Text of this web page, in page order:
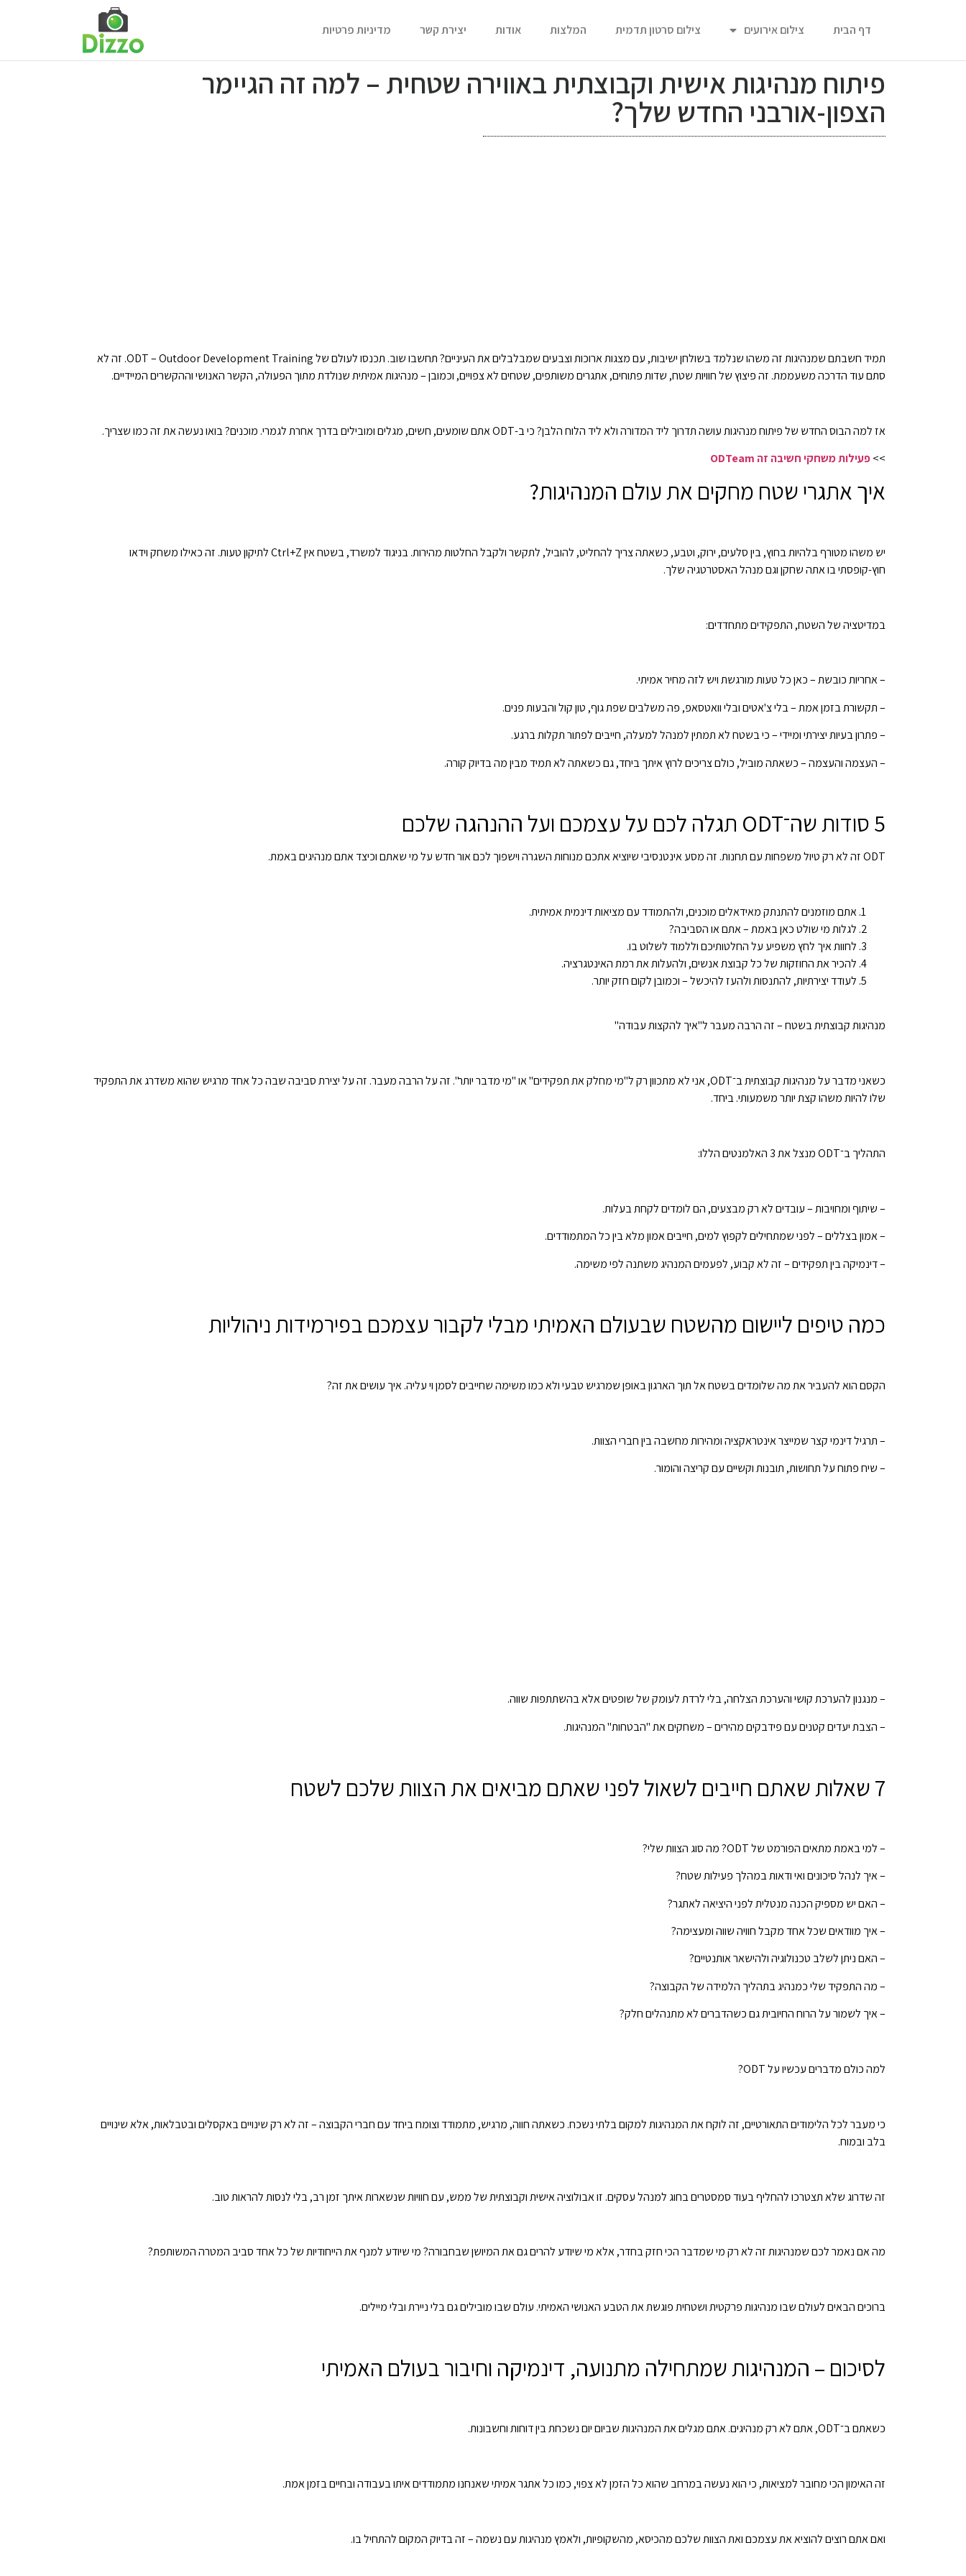
דף הבית צילום אירועים צילום סרטון תדמית המלצות אודות יצירת קשר מדיניות פרטיות
פיתוח מנהיגות אישית וקבוצתית באווירה שטחית – למה זה הגיימר
הצפון-אורבני החדש שלך?
תמיד חשבתם שמנהיגות זה משהו שנלמד בשולחן ישיבות, עם מצגות ארוכות וצבעים שמבלבלים את העיניים? תחשבו שוב. תכנסו לעולם של ODT – Outdoor Development Training. זה לא
סתם עוד הדרכה משעממת. זה פיצוץ של חוויות שטח, שדות פתוחים, אתגרים משותפים, שטחים לא צפויים, וכמובן – מנהיגות אמיתית שנולדת מתוך הפעולה, הקשר האנושי וההקשרים המיידיים.
אז למה הבוס החדש של פיתוח מנהיגות עושה תדרוך ליד המדורה ולא ליד הלוח הלבן? כי ב-ODT אתם שומעים, חשים, מגלים ומובילים בדרך אחרת לגמרי. מוכנים? בואו נעשה את זה כמו שצריך.
>>פעילות משחקי חשיבה זה ODTeam
איך אתגרי שטח מחקים את עולם המנהיגות?
יש משהו מטורף בלהיות בחוץ, בין סלעים, ירוק, וטבע, כשאתה צריך להחליט, להוביל, לתקשר ולקבל החלטות מהירות. בניגוד למשרד, בשטח אין Ctrl+Z לתיקון טעות. זה כאילו משחק וידאו
חוץ-קופסתי בו אתה שחקן וגם מנהל האסטרטגיה שלך.
במדיטציה של השטח, התפקידים מתחדדים:
– אחריות כובשת – כאן כל טעות מורגשת ויש לזה מחיר אמיתי.
– תקשורת בזמן אמת – בלי צ'אטים ובלי וואטסאפ, פה משלבים שפת גוף, טון קול והבעות פנים.
– פתרון בעיות יצירתי ומיידי – כי בשטח לא תמתין למנהל למעלה, חייבים לפתור תקלות ברגע.
– העצמה והעצמה – כשאתה מוביל, כולם צריכים לרוץ איתך ביחד, גם כשאתה לא תמיד מבין מה בדיוק קורה.
5 סודות שה־ODT תגלה לכם על עצמכם ועל ההנהגה שלכם
ODT זה לא רק טיול משפחות עם תחנות. זה מסע אינטנסיבי שיוציא אתכם מנוחות השגרה וישפוך לכם אור חדש על מי שאתם וכיצד אתם מנהיגים באמת.
אתם מוזמנים להתנתק מאידאלים מוכנים, ולהתמודד עם מציאות דינמית אמיתית.
לגלות מי שולט כאן באמת – אתם או הסביבה?
לחוות איך לחץ משפיע על החלטותיכם וללמוד לשלוט בו.
להכיר את החוזקות של כל קבוצת אנשים, ולהעלות את רמת האינטגרציה.
לעודד יצירתיות, להתנסות ולהעז להיכשל – וכמובן לקום חזק יותר.
מנהיגות קבוצתית בשטח – זה הרבה מעבר ל"איך להקצות עבודה"
כשאני מדבר על מנהיגות קבוצתית ב־ODT, אני לא מתכוון רק ל"מי מחלק את תפקידים" או "מי מדבר יותר". זה על הרבה מעבר. זה על יצירת סביבה שבה כל אחד מרגיש שהוא משדרג את התפקיד
שלו להיות משהו קצת יותר משמעותי. ביחד.
התהליך ב־ODT מנצל את 3 האלמנטים הללו:
– שיתוף ומחויבות – עובדים לא רק מבצעים, הם לומדים לקחת בעלות.
– אמון בצללים – לפני שמתחילים לקפוץ למים, חייבים אמון מלא בין כל המתמודדים.
– דינמיקה בין תפקידים – זה לא קבוע, לפעמים המנהיג משתנה לפי משימה.
כמה טיפים ליישום מהשטח שבעולם האמיתי מבלי לקבור עצמכם בפירמידות ניהוליות
הקסם הוא להעביר את מה שלומדים בשטח אל תוך הארגון באופן שמרגיש טבעי ולא כמו משימה שחייבים לסמן וי עליה. איך עושים את זה?
– תרגיל דינמי קצר שמייצר אינטראקציה ומהירות מחשבה בין חברי הצוות.
– שיח פתוח על תחושות, תובנות וקשיים עם קריצה והומור.
– מנגנון להערכת קושי והערכת הצלחה, בלי לרדת לעומק של שופטים אלא בהשתתפות שווה.
– הצבת יעדים קטנים עם פידבקים מהירים – משחקים את "הבטחות" המנהיגות.
7 שאלות שאתם חייבים לשאול לפני שאתם מביאים את הצוות שלכם לשטח
– למי באמת מתאים הפורמט של ODT? מה סוג הצוות שלי?
– איך לנהל סיכונים ואי ודאות במהלך פעילות שטח?
– האם יש מספיק הכנה מנטלית לפני היציאה לאתגר?
– איך מוודאים שכל אחד מקבל חוויה שווה ומעצימה?
– האם ניתן לשלב טכנולוגיה ולהישאר אותנטיים?
– מה התפקיד שלי כמנהיג בתהליך הלמידה של הקבוצה?
– איך לשמור על הרוח החיובית גם כשהדברים לא מתנהלים חלק?
למה כולם מדברים עכשיו על ODT?
כי מעבר לכל הלימודים התאורטיים, זה לוקח את המנהיגות למקום בלתי נשכח. כשאתה חווה, מרגיש, מתמודד וצומח ביחד עם חברי הקבוצה – זה לא רק שינויים באקסלים ובטבלאות, אלא שינויים
בלב ובמוח.
זה שדרוג שלא תצטרכו להחליף בעוד סמסטרים בחוג למנהל עסקים. זו אבולוציה אישית וקבוצתית של ממש, עם חוויות שנשארות איתך זמן רב, בלי לנסות להראות טוב.
מה אם נאמר לכם שמנהיגות זה לא רק מי שמדבר הכי חזק בחדר, אלא מי שיודע להרים גם את המיושן שבחבורה? מי שיודע למנף את הייחודיות של כל אחד סביב המטרה המשותפת?
ברוכים הבאים לעולם שבו מנהיגות פרקטית ושטחית פוגשת את הטבע האנושי האמיתי. עולם שבו מובילים גם בלי ניירת ובלי מיילים.
לסיכום – המנהיגות שמתחילה מתנועה, דינמיקה וחיבור בעולם האמיתי
כשאתם ב־ODT, אתם לא רק מנהיגים. אתם מגלים את המנהיגות שביום יום נשכחת בין דוחות וחשבונות.
זה האימון הכי מחובר למציאות, כי הוא נעשה במרחב שהוא כל הזמן לא צפוי, כמו כל אתגר אמיתי שאנחנו מתמודדים איתו בעבודה ובחיים בזמן אמת.
ואם אתם רוצים להוציא את עצמכם ואת הצוות שלכם מהכיסא, מהשקופיות, ולאמץ מנהיגות עם נשמה – זה בדיוק המקום להתחיל בו.